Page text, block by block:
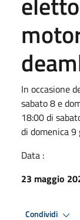
In occasione
sabato 8 e
18:00 di
di domenica
Data :
23 maggio
Condividi